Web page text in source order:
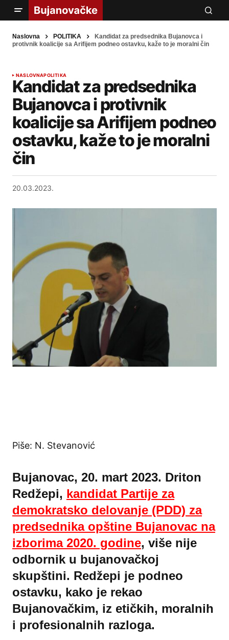
Naslovna POLITIKA
Kandidat za predsednika Bujanovca i
protivnik koalicije sa Arifijem podneo ostavku, kaže to je moralni čin
NASLOVNAPOLITIKA
Kandidat za predsednika
Bujanovca i protivnik
koalicije sa Arifijem podneo
ostavku, kaže to je moralni
čin
20.03.2023.
Piše: N. Stevanović
Bujanovac, 20. mart 2023. Driton
Redžepi, kandidat Partije za
demokratsko delovanje (PDD) za
predsednika opštine Bujanovac na
izborima 2020. godine, više nije
odbornik u bujanovačkoj
skupštini. Redžepi je podneo
ostavku, kako je rekao
Bujanovačkim, iz etičkih, moralnih
i profesionalnih razloga.